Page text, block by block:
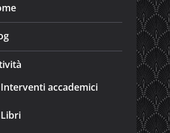
Interventi accademici
Libri